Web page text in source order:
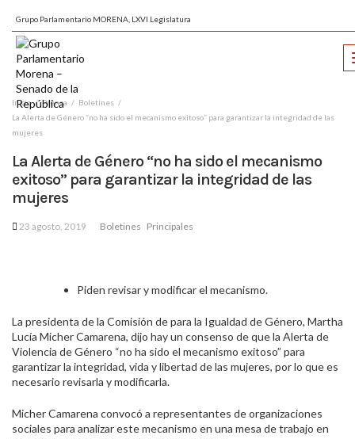
Grupo Parlamentario MORENA, LXVI Legislatura
Inicio Prensa
Boletines
La Alerta de Género “no ha sido el mecanismo exitoso” para garantizar la integridad de las
mujeres
La Alerta de Género “no ha sido el mecanismo
exitoso” para garantizar la integridad de las
mujeres
23 agosto, 2019 Boletines Principales
Piden revisar y modificar el mecanismo.
La presidenta de la Comisión de para la Igualdad de Género, Martha
Lucía Micher Camarena, dijo hay un consenso de que la Alerta de
Violencia de Género “no ha sido el mecanismo exitoso” para
garantizar la integridad, vida y libertad de las mujeres, por lo que es
necesario revisarla y modificarla.
Micher Camarena convocó a representantes de organizaciones
sociales para analizar este mecanismo en una mesa de trabajo en